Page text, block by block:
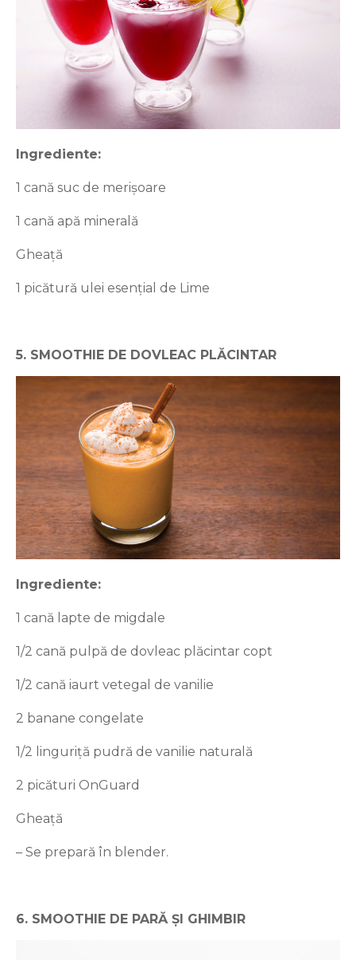
Ingrediente:
1 cană suc de merișoare
1 cană apă minerală
Gheață
1 picătură ulei esențial de Lime
5. SMOOTHIE DE DOVLEAC PLĂCINTAR
Ingrediente:
1 cană lapte de migdale
1/2 cană pulpă de dovleac plăcintar copt
1/2 cană iaurt vetegal de vanilie
2 banane congelate
1/2 linguriță pudră de vanilie naturală
2 picături OnGuard
Gheață
– Se prepară în blender.
6. SMOOTHIE DE PARĂ ȘI GHIMBIR